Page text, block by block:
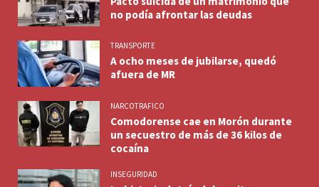
no podía afrontar las deudas
TRANSPORTE
A ocho meses de jubilarse, quedó
afuera de MR
NARCOTRAFICO
Comodorense cae en Morón durante
un secuestro de más de 36 kilos de
cocaína
INSEGURIDAD